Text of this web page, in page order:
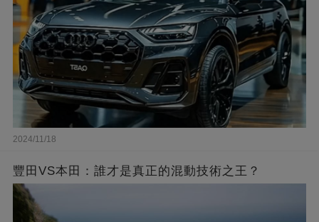
2024/11/18
豐田VS本田：誰才是真正的混動技術之王？